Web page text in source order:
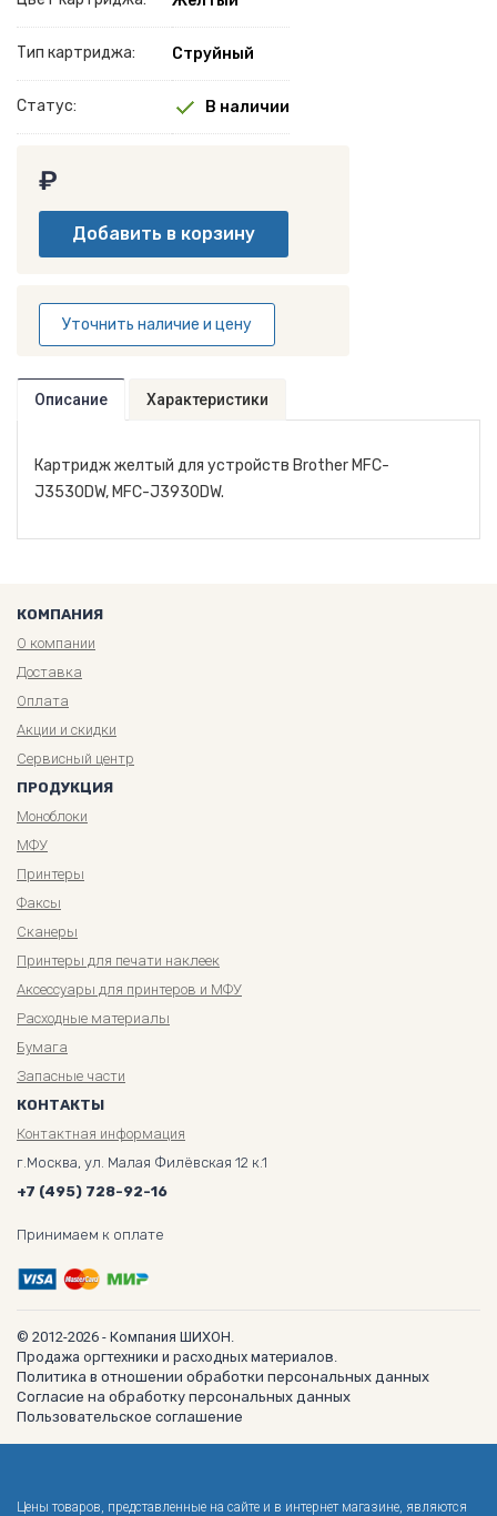
Тип картриджа: Струйный
Статус: В наличии
₽
Уточнить наличие и цену
Описание Характеристики
Картридж желтый для устройств Brother MFC-
J3530DW, MFC-J3930DW.
КОМПАНИЯ
О компании
Доставка
Оплата
Акции и скидки
Сервисный центр
ПРОДУКЦИЯ
Моноблоки
МФУ
Принтеры
Факсы
Сканеры
Принтеры для печати наклеек
Аксессуары для принтеров и МФУ
Расходные материалы
Бумага
Запасные части
КОНТАКТЫ
Контактная информация
г.Москва, ул. Малая Филёвская 12 к.1
+7 (495) 728-92-16
Принимаем к оплате
© 2012-2026 - Компания ШИХОН.
Продажа оргтехники и расходных материалов.
Политика в отношении обработки персональных данных
Согласие на обработку персональных данных
Пользовательское соглашение
Цены товаров, представленные на сайте и в интернет магазине, являются